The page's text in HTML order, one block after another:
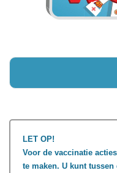
LET OP!
Voor de vaccinatie
te maken. U kunt